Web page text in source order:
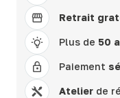
Retrait
Plus de 50
Paiement
Atelier de